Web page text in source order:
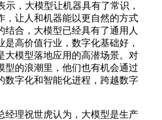
示，大模型让机器具有了常识，
，让人和机器能以更自然的方式
结合，大模型已经具有了通用人
高价值行业，数字化基础好，
大模型落地应用的高潜场景。对
型的浪潮里，他们也有机会通过
数字化和智能化进程，跨越数字
经理祝世虎认为，大模型是生产